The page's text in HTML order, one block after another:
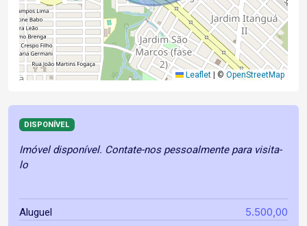
Leaflet | © OpenStreetMap
DISPONÍVEL
Imóvel disponível. Contate-nos pessoalmente para visita-
lo
Aluguel 5.500,00